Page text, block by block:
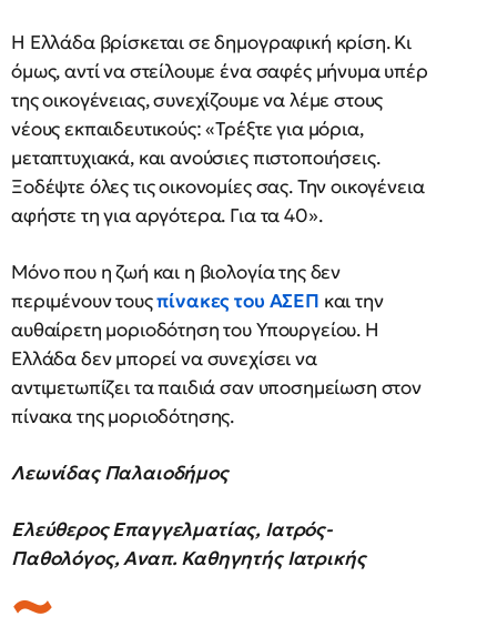
Η Ελλάδα βρίσκεται σε δημογραφική κρίση. Κι
όμως, αντί να στείλουμε ένα σαφές μήνυμα υπέρ
της οικογένειας, συνεχίζουμε να λέμε στους
νέους εκπαιδευτικούς: «Τρέξτε για μόρια,
μεταπτυχιακά, και ανούσιες πιστοποιήσεις.
Ξοδέψτε όλες τις οικονομίες σας. Την οικογένεια
αφήστε τη για αργότερα. Για τα 40».
Μόνο που η ζωή και η βιολογία της δεν
περιμένουν τουςπίνακες του ΑΣΕΠ και την
αυθαίρετη μοριοδότηση του Υπουργείου. Η
Ελλάδα δεν μπορεί να συνεχίσει να
αντιμετωπίζει τα παιδιά σαν υποσημείωση στον
πίνακα της μοριοδότησης.
Λεωνίδας Παλαιοδήμος
Ελεύθερος Επαγγελματίας, Ιατρός-
Παθολόγος, Αναπ. Καθηγητής Ιατρικής